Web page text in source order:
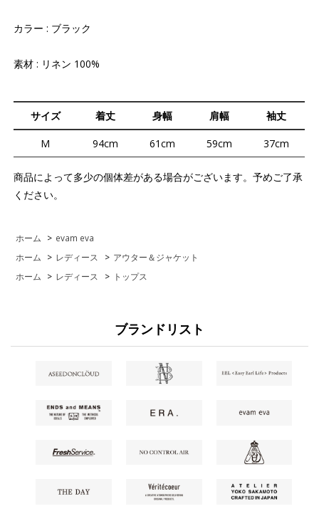
カラー : ブラック
素材 : リネン 100%
サイズ 着丈 身幅 肩幅 袖丈
M 94cm 61cm 59cm 37cm
商品によって多少の個体差がある場合がございます。予めご了承
ください。
ホーム > evam eva
ホーム
> レディース > アウター＆ジャケット
ホーム
> レディース > トップス
ブランドリスト